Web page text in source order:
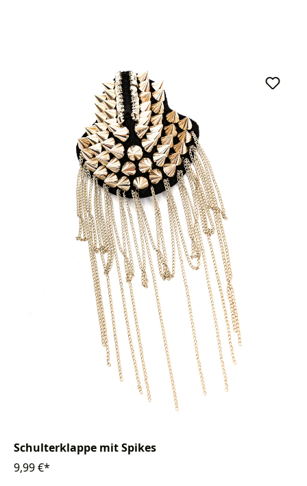
Schulterklappe mit Spikes
9,99 €*